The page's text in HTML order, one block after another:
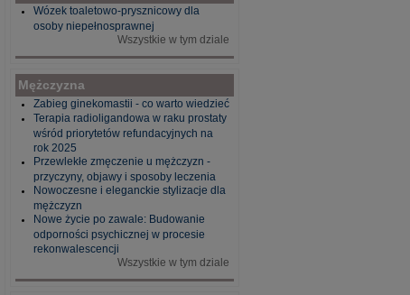
Wózek toaletowo-prysznicowy dla
osoby niepełnosprawnej
Wszystkie w tym dziale
Mężczyzna
Zabieg ginekomastii - co warto wiedzieć
Terapia radioligandowa w raku prostaty
wśród priorytetów refundacyjnych na
rok 2025
Przewlekłe zmęczenie u mężczyzn -
przyczyny, objawy i sposoby leczenia
Nowoczesne i eleganckie stylizacje dla
mężczyzn
Nowe życie po zawale: Budowanie
odporności psychicznej w procesie
rekonwalescencji
Wszystkie w tym dziale